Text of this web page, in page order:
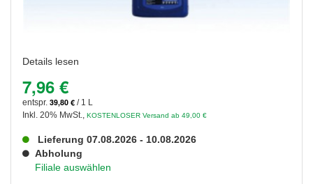
Details lesen
7,96 €
entspr. 39,80 € / 1 L
Inkl. 20% MwSt., KOSTENLOSER Versand ab 49,00 €
Lieferung 07.08.2026 - 10.08.2026
Abholung
Filiale auswählen